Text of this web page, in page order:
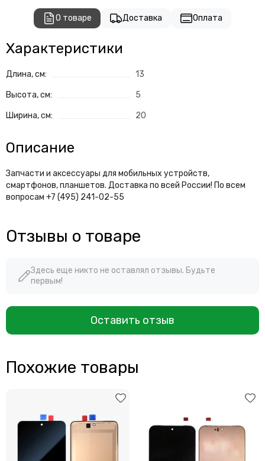
О товаре Доставка Оплата
Характеристики
Длина, см: 13
Высота, см: 5
Ширина, см: 20
Описание
Запчасти и аксессуары для мобильных устройств,
смартфонов, планшетов. Доставка по всей России! По всем
вопросам +7 (495) 241-02-55
Отзывы о товаре
Здесь еще никто не оставлял отзывы. Будьте
первым!
Оставить отзыв
Похожие товары